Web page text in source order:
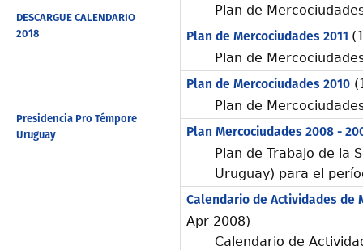
DESCARGUE CALENDARIO
2018
Presidencia Pro Témpore
Uruguay
Plan de
Plan de Mercociudades 2011
Plan de
Plan de Mercociudades 2010
Plan de
Plan Mercociudades 2008 -
Plan de Trabajo de la
Uruguay) para el
Calendario de Actividades de
Apr-2008)
Calendario de